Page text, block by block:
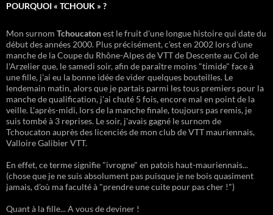
POURQUOI « TCHOUK » ?
Mon surnom Tchoucatonest le fruit d'une longue histoire qui date du
début des années 2000. Plus précisément, c'est en 2002 lors d'une
manche de la Coupe du Rhône-Alpes de VTT de Descente au Col de
l'Arzelier que, le samedi soir, afin de paraître moins "timide" face à
une fille, j'ai eu la bonne idée de vider quelques bouteilles. Le
lendemain matin, alors que je partais parmi les tous premiers pour la
manche de qualification, j'ai chuté 5 fois, encore mal en point de la
veille. L'après-midi, lors de la manche finale, toujours pas remis, je
suis tombé à 3 reprises. Le soir, j'avais gagné le surnom de
Tchoucaton auprès des licenciés de mon club de VTT mauriennais,
Valloire Galibier VTT.
En effet, ce terme signifie "ivrogne" en patois haut-mauriennais...
(chose que je ne suis absolument pas puisque je ne bois quasiment
jamais, d'où ma faculté à "prendre une cuite pour pas cher !")
Quant à la fille... A vous de deviner !